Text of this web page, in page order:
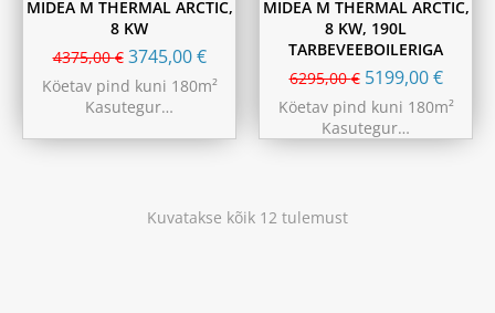
MIDEA M THERMAL ARCTIC,
8 KW
4375,00€ 3745,00€
Köetav pind kuni 180m²
Kasutegur…
MIDEA M THERMAL ARCTIC,
8 KW, 190L
TARBEVEEBOILERIGA
6295,00€ 5199,00€
Köetav pind kuni 180m²
Kasutegur…
Kuvatakse kõik 12 tulemust